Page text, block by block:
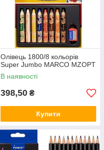
Олівець 1800/8 кольорів
Super Jumbo MARCO MZOPT
В наявності
398,50 ₴
Купити